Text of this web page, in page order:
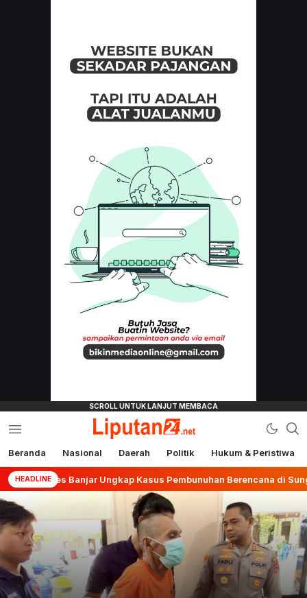
liputan24.net
Beranda Nasional Daerah Politik Hukum & Peristiwa
HEADLINE
Polres Banjar Ungkap Kasus Pembunuhan Berencana di Sungai